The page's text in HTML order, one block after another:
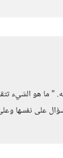
هو الشيء
على نفسها